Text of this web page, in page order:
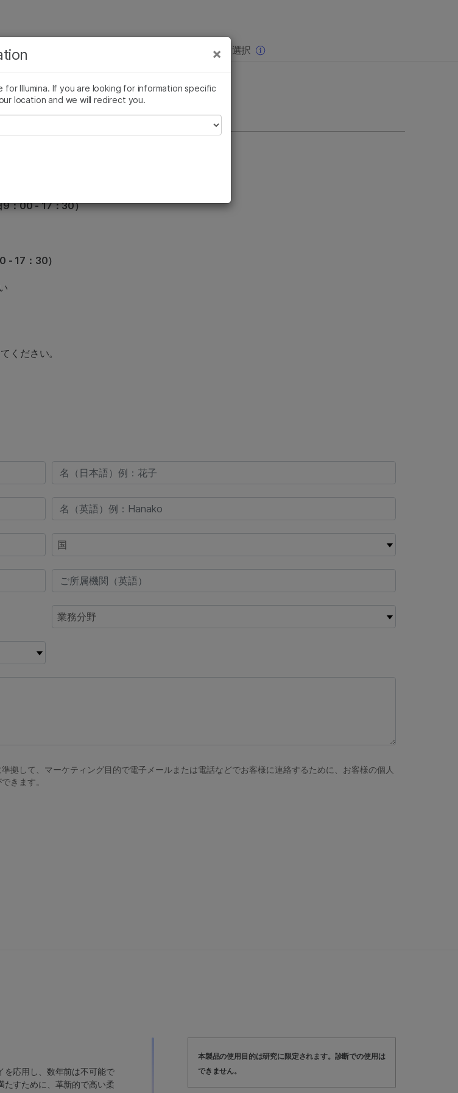
報 お気に入りの分野を選択
9：00 - 17：30）
- 17：30）
ください。
本製品の使用目的は研究に限定されます。診断での使用は
できません。
を応用し、数年前は不可能で
たすために、革新的で高い柔
×
for Illumina. If you are looking for information specific
location and we will redirect you.
選択すると、関連性の高いコンテン
れます:
×
生殖医学